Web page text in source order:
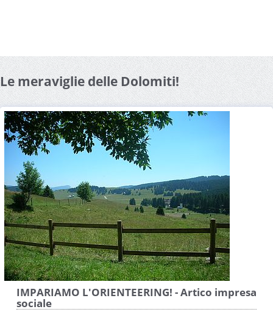
Le meraviglie delle Dolomiti!
IMPARIAMO L'ORIENTEERING! - Artico impresa
sociale